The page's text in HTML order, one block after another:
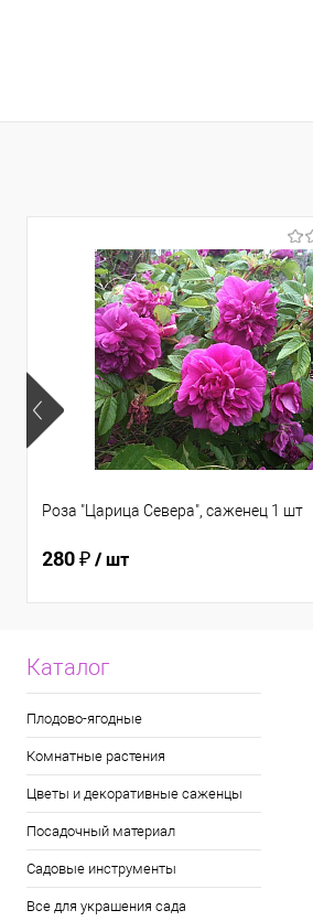
Роза "Царица Севера", саженец 1 шт
280 ₽/ шт
Каталог
Плодово-ягодные
Комнатные растения
Цветы и декоративные саженцы
Посадочный материал
Садовые инструменты
Все для украшения сада